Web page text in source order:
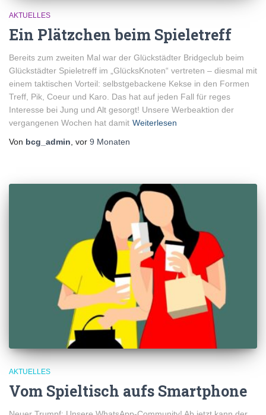
AKTUELLES
Ein Plätzchen beim Spieletreff
Bereits zum zweiten Mal war der Glückstädter Bridgeclub beim
Glückstädter Spieletreff im „GlücksKnoten“ vertreten – diesmal mit
einem taktischen Vorteil: selbstgebackene Kekse in den Formen
Treff, Pik, Coeur und Karo. Das hat auf jeden Fall für reges
Interesse bei Jung und Alt gesorgt! Unsere Werbeaktion der
vergangenen Wochen hat damit Weiterlesen
Von bcg_admin , vor 9 Monaten
AKTUELLES
Vom Spieltisch aufs Smartphone